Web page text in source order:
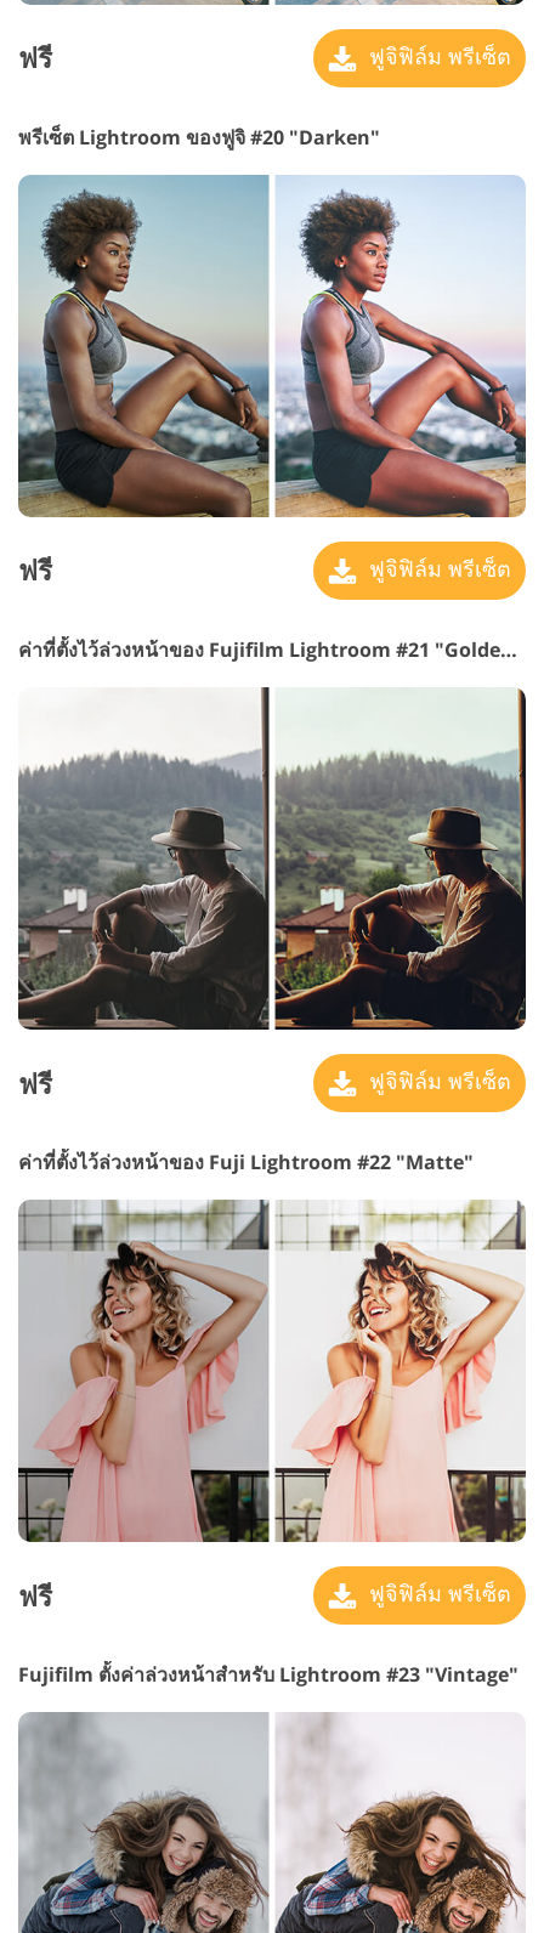
ฟรี ฟูจิฟิล์ม พรีเซ็ต
พรีเซ็ต Lightroom ของฟูจิ #20 "Darken"
ฟรี ฟูจิฟิล์ม พรีเซ็ต
ค่าที่ตั้งไว้ล่วงหน้าของ Fujifilm Lightroom #21 "Golden Hour"
ฟรี ฟูจิฟิล์ม พรีเซ็ต
ค่าที่ตั้งไว้ล่วงหน้าของ Fuji Lightroom #22 "Matte"
ฟรี ฟูจิฟิล์ม พรีเซ็ต
Fujifilm ตั้งค่าล่วงหน้าสำหรับ Lightroom #23 "Vintage"